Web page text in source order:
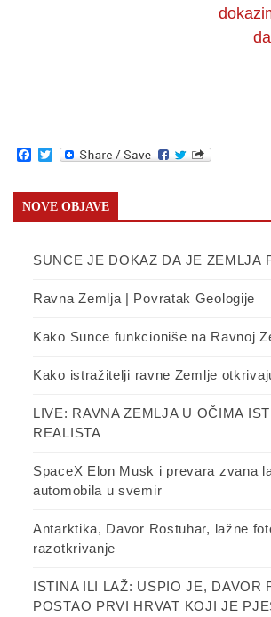
Facebook
Twitter
NOVE OBJAVE
SUNCE JE DOKAZ DA JE ZEMLJA
Ravna Zemlja | Povratak Geologije
Kako Sunce funkcioniše na Ravnoj
Kako istražitelji ravne Zemlje
LIVE: RAVNA ZEMLJA U OČIMA
REALISTA
SpaceX Elon Musk i prevara zvana
automobila u svemir
Antarktika, Davor Rostuhar, lažne
razotkrivanje
ISTINA ILI LAŽ: USPIO JE, DAVOR
POSTAO PRVI HRVAT KOJI JE